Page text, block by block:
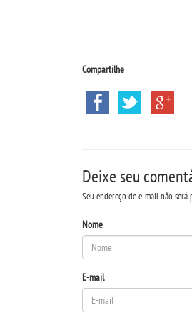
Compartilhe
Deixe seu
Seu endereço de e-mail não será
Nome
E-mail